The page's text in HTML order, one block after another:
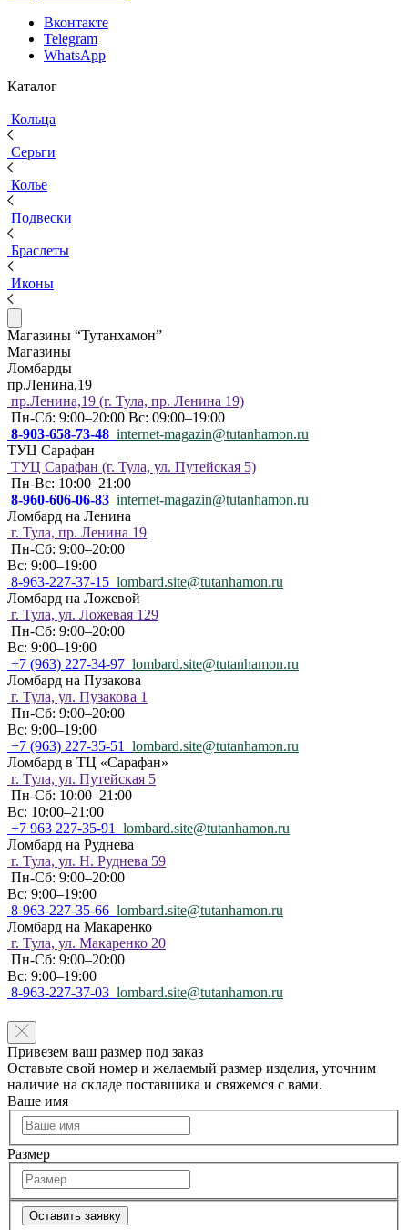
Вконтакте
Telegram
WhatsApp
Каталог
Кольца
Серьги
Колье
Подвески
Браслеты
Иконы
Магазины “Тутанхамон”
Магазины
Ломбарды
пр.Ленина,19
пр.Ленина,19 (г. Тула, пр. Ленина 19)
Пн-Сб: 9:00–20:00 Вс: 09:00–19:00
8-903-658-73-48 internet-magazin@tutanhamon.ru
ТУЦ Сарафан
ТУЦ Сарафан (г. Тула, ул. Путейская 5)
Пн-Вс: 10:00–21:00
8-960-606-06-83 internet-magazin@tutanhamon.ru
Ломбард на Ленина
г. Тула, пр. Ленина 19
Пн-Сб: 9:00–20:00
Вс: 9:00–19:00
8-963-227-37-15 lombard.site@tutanhamon.ru
Ломбард на Ложевой
г. Тула, ул. Ложевая 129
Пн-Сб: 9:00–20:00
Вс: 9:00–19:00
+7 (963) 227-34-97 lombard.site@tutanhamon.ru
Ломбард на Пузакова
г. Тула, ул. Пузакова 1
Пн-Сб: 9:00–20:00
Вс: 9:00–19:00
+7 (963) 227-35-51
lombard.site@tutanhamon.ru
Ломбард в ТЦ «Сарафан»
г. Тула, ул. Путейская 5
Пн-Сб: 10:00–21:00
Вс: 10:00–21:00
+7 963 227-35-91
lombard.site@tutanhamon.ru
Ломбард на Руднева
г. Тула, ул. Н. Руднева 59
Пн-Сб: 9:00–20:00
Вс: 9:00–19:00
8-963-227-35-66 lombard.site@tutanhamon.ru
Ломбард на Макаренко
г. Тула, ул. Макаренко 20
Пн-Сб: 9:00–20:00
Вс: 9:00–19:00
8-963-227-37-03 lombard.site@tutanhamon.ru
Привезем ваш размер под заказ
Оставьте свой номер и желаемый размер изделия, уточним
наличие на складе поставщика и свяжемся с вами.
Ваше имя
Размер
Оставить заявку